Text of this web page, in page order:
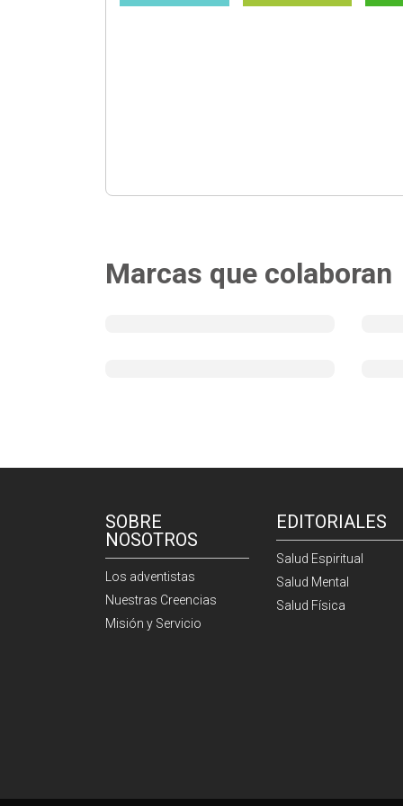
Marcas que colaboran
SOBRE
NOSOTROS
Los adventistas
Nuestras Creencias
Misión y Servicio
EDITORIALES
Salud Espiritual
Salud Mental
Salud Física